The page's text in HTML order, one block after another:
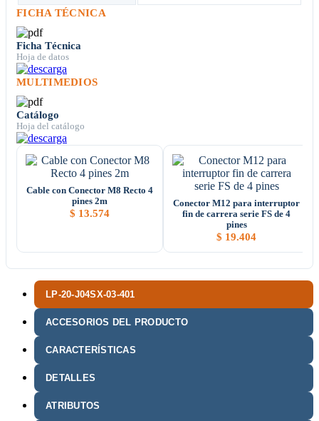
LP-20-J04SX-03-401
ACCESORIOS DEL PRODUCTO
CARACTERÍSTICAS
DETALLES
ATRIBUTOS
FICHA TÉCNICA
Ficha Técnica
Hoja de datos
MULTIMEDIOS
Catálogo
Hoja del catálogo
Cable con Conector M8 Recto 4
pines 2m
$ 13.574
Conector M12 para interruptor
fin de carrera serie FS de 4
pines
$ 19.404